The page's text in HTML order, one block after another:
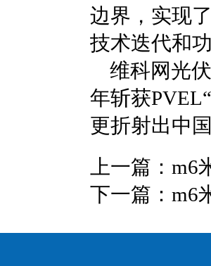
边界，实现
技术迭代和
维科网光
年斩获
更折射出中
上一篇： m6
下一篇： m6